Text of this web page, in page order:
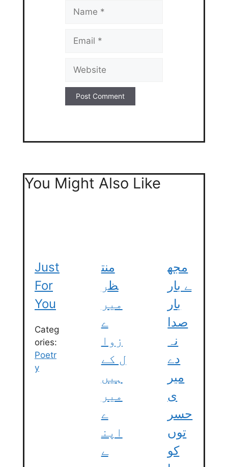
Name
Email
Website
You Might Also Like
Just
For
You
Categ
ories:
Poetr
y
منت
ظر
میر
ے
زوا
ل کے
ہیں
میر
ے
اپن
ے
مجھ
ے بار
بار
صدا
نہ
دے
میر
ی
حسر
توں
کو